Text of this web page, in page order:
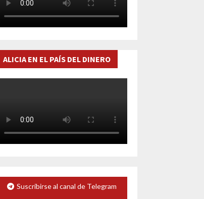
ALICIA EN EL PAÍS DEL DINERO
Suscribirse al canal de Telegram